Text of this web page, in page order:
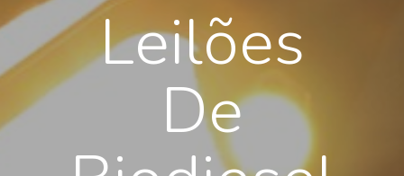
Leilões
De